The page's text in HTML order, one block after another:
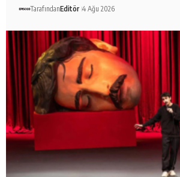
TarafındanEditör 4 Ağu 2026